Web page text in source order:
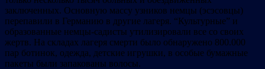
заключенных. Основную массу узников немцы (эсэсовцы)
перепавили в Германию в другие лагеря. “Культурные” и
образованные немцы-садисты утилизировали все со своих
жертв. На складах лагеря смерти было обнаружено 800.000
пар ботинок, одежда, детские игрушки, в особые бумажные
пакеты были запакованы волосы.